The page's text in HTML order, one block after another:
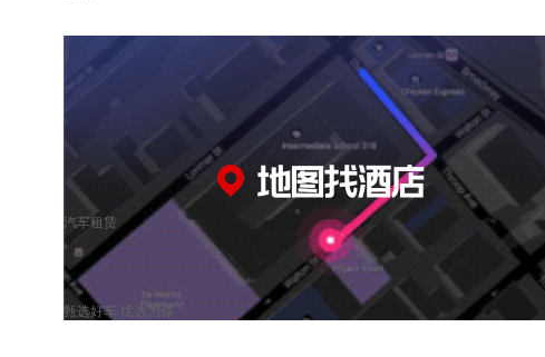
汽车租赁
甄选好车 优选为你